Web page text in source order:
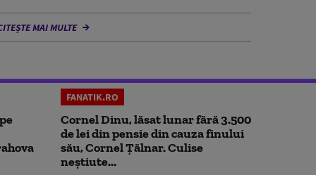
MAI MULTE
FANATIK.RO
Cornel Dinu, lăsat lunar fără 3.500
de lei din pensie din cauza finului
său, Cornel Țălnar. Culise
neștiute...